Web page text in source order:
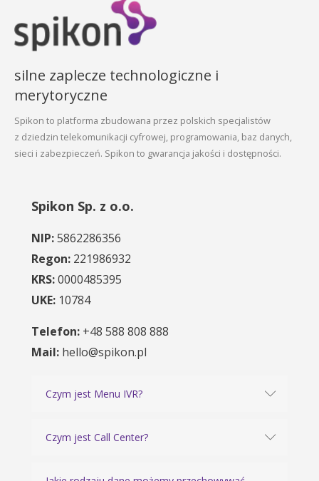
silne zaplecze technologiczne i
merytoryczne
Spikon to platforma zbudowana przez polskich specjalistów
z dziedzin telekomunikacji cyfrowej, programowania, baz danych,
sieci i zabezpieczeń. Spikon to gwarancja jakości i dostępności.
Spikon Sp. z o.o.
NIP:5862286356
Regon: 221986932
KRS:0000485395
UKE: 10784
Telefon: +48 588 808 888
Mail: hello@spikon.pl
Czym jest Menu IVR?
Czym jest Call Center?